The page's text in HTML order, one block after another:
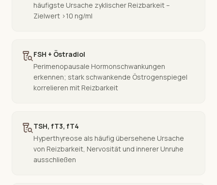
häufigste Ursache zyklischer Reizbarkeit –
Zielwert >10 ng/ml
lab_researchFSH + Östradiol
Perimenopausale Hormonschwankungen
erkennen; stark schwankende Östrogenspiegel
korrelieren mit Reizbarkeit
lab_researchTSH, fT3, fT4
Hyperthyreose als häufig übersehene Ursache
von Reizbarkeit, Nervosität und innerer Unruhe
ausschließen